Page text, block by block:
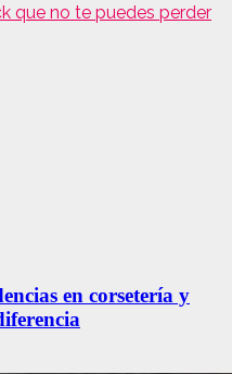
que no te puedes perder
en corsetería y